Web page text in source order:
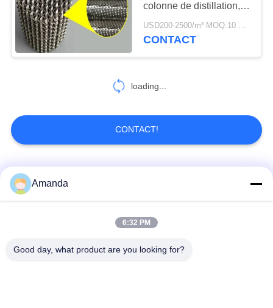
colonne de distillation,
orifice a ridé 350Y de
empaquetage
USD200-2500/m³ MOQ:10 mètres cubes
CONTACT
loading...
CONTACT!
Catégories populaires
Emballage structuré
Amanda
6:32 PM
Good day, what product are you looking for?